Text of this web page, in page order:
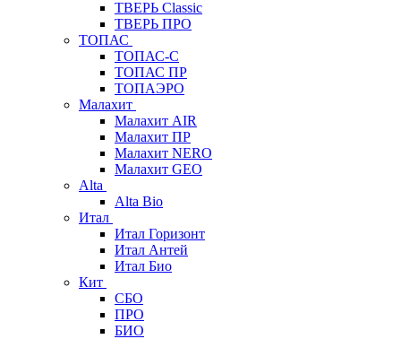
ТВЕРЬ Classic
ТВЕРЬ ПРО
ТОПАС
ТОПАС-С
ТОПАС ПР
ТОПАЭРО
Малахит
Малахит AIR
Малахит ПР
Малахит NERO
Малахит GEO
Alta
Alta Bio
Итал
Итал Горизонт
Итал Антей
Итал Био
Кит
СБО
ПРО
БИО